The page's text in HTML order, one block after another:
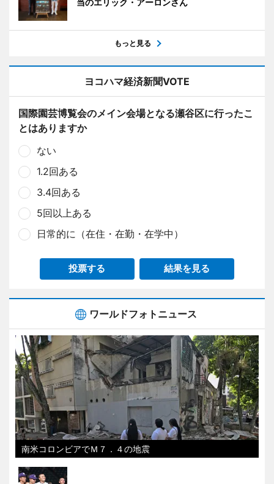
もっと見る
ヨコハマ経済新聞VOTE
国際園芸博覧会のメイン会場となる瀬谷区に行ったこ
とはありますか
ない
1.2回ある
3.4回ある
5回以上ある
日常的に（在住・在勤・在学中）
投票する 結果を見る
ワールドフォトニュース
南米コロンビアでＭ７．４の地震